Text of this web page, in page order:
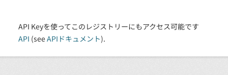
API Keyを使ってこのレジストリーにもアクセス可能です
API (seeAPIドキュメント).